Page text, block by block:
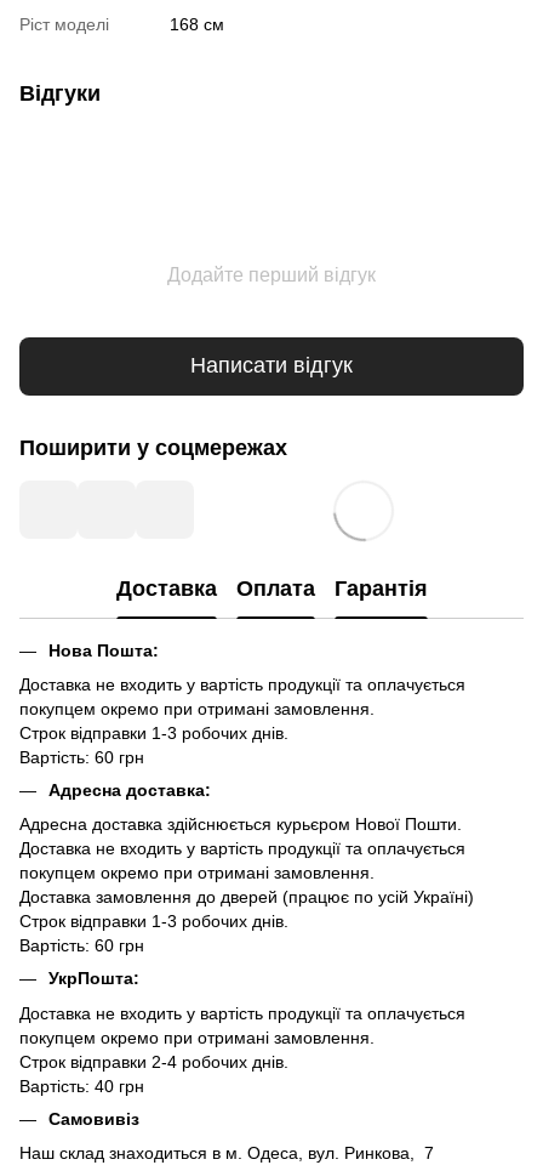
Ріст моделі
168 см
Відгуки
Додайте перший відгук
Написати відгук
Поширити у соцмережах
Доставка Оплата Гарантія
Нова Пошта:
Доставка не входить у вартість продукції та оплачується
покупцем окремо при отримані замовлення.
Строк відправки 1-3 робочих днів.
Вартість: 60 грн
Адресна доставка:
Адресна доставка здійснюється курьєром Нової Пошти.
Доставка не входить у вартість продукції та оплачується
покупцем окремо при отримані замовлення.
Доставка замовлення до дверей (працює по усій Україні)
Строк відправки 1-3 робочих днів.
Вартість: 60 грн
УкрПошта:
Доставка не входить у вартість продукції та оплачується
покупцем окремо при отримані замовлення.
Строк відправки 2-4 робочих днів.
Вартість: 40 грн
Самовивіз
Наш склад знаходиться в м. Одеса, вул. Ринкова, 7